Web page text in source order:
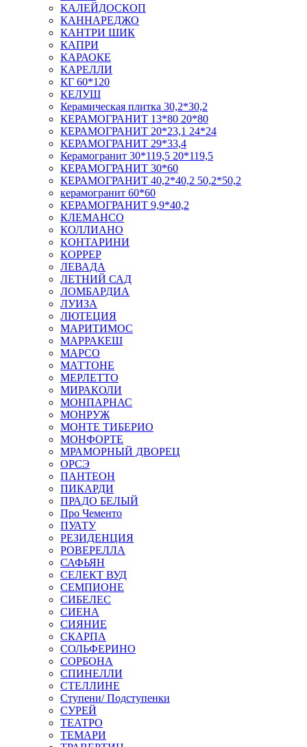
КАЛЕЙДОСКОП
КАННАРЕДЖО
КАНТРИ ШИК
КАПРИ
КАРАОКЕ
КАРЕЛЛИ
КГ 60*120
КЕЛУШ
Керамическая плитка 30,2*30,2
КЕРАМОГРАНИТ 13*80 20*80
КЕРАМОГРАНИТ 20*23,1 24*24
КЕРАМОГРАНИТ 29*33,4
Керамогранит 30*119,5 20*119,5
КЕРАМОГРАНИТ 30*60
КЕРАМОГРАНИТ 40,2*40,2 50,2*50,2
керамогранит 60*60
КЕРАМОГРАНИТ 9,9*40,2
КЛЕМАНСО
КОЛЛИАНО
КОНТАРИНИ
КОРРЕР
ЛЕВАДА
ЛЕТНИЙ САД
ЛОМБАРДИА
ЛУИЗА
ЛЮТЕЦИЯ
МАРИТИМОС
МАРРАКЕШ
МАРСО
МАТТОНЕ
МЕРЛЕТТО
МИРАКОЛИ
МОНПАРНАС
МОНРУЖ
МОНТЕ ТИБЕРИО
МОНФОРТЕ
МРАМОРНЫЙ ДВОРЕЦ
ОРСЭ
ПАНТЕОН
ПИКАРДИ
ПРАДО БЕЛЫЙ
Про Чементо
ПУАТУ
РЕЗИДЕНЦИЯ
РОВЕРЕЛЛА
САФЬЯН
СЕЛЕКТ ВУД
СЕМПИОНЕ
СИБЕЛЕС
СИЕНА
СИЯНИЕ
СКАРПА
СОЛЬФЕРИНО
СОРБОНА
СПИНЕЛЛИ
СТЕЛЛИНЕ
Ступени/ Подступенки
СУРЕЙ
ТЕАТРО
ТЕМАРИ